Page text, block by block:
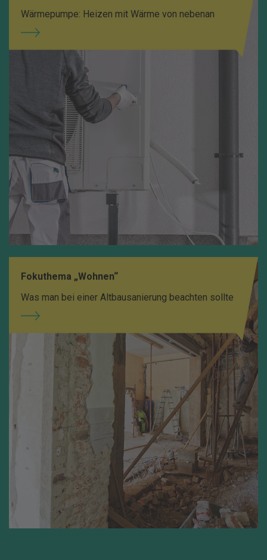
Wärmepumpe: Heizen mit Wärme von nebenan
Fokuthema „Wohnen“
Was man bei einer Altbausanierung beachten sollte